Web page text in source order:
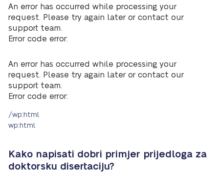
An error has occurred while processing your
request. Please try again later or contact our
support team.
Error code error:
An error has occurred while processing your
request. Please try again later or contact our
support team.
Error code error:
/wp:html
wp:html
Kako napisati dobri primjer prijedloga za
doktorsku disertaciju?